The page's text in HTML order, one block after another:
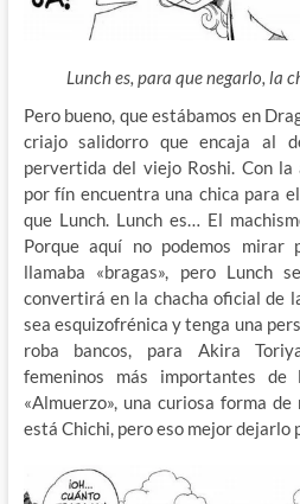
Lunch es, para que negarlo, la
Pero bueno, que estábamos en
criajo salidorro que encaja al
pervertida del viejo Roshi. Con la
por fín encuentra una chica para
que Lunch. Lunch es… El
Porque aquí no podemos mirar
llamaba «bragas», pero Lunch
convertirá en la chacha oficial de
sea esquizofrénica y tenga una
roba bancos, para Akira
femeninos más importantes
«Almuerzo», una curiosa forma
está Chichi, pero eso mejor dejarlo